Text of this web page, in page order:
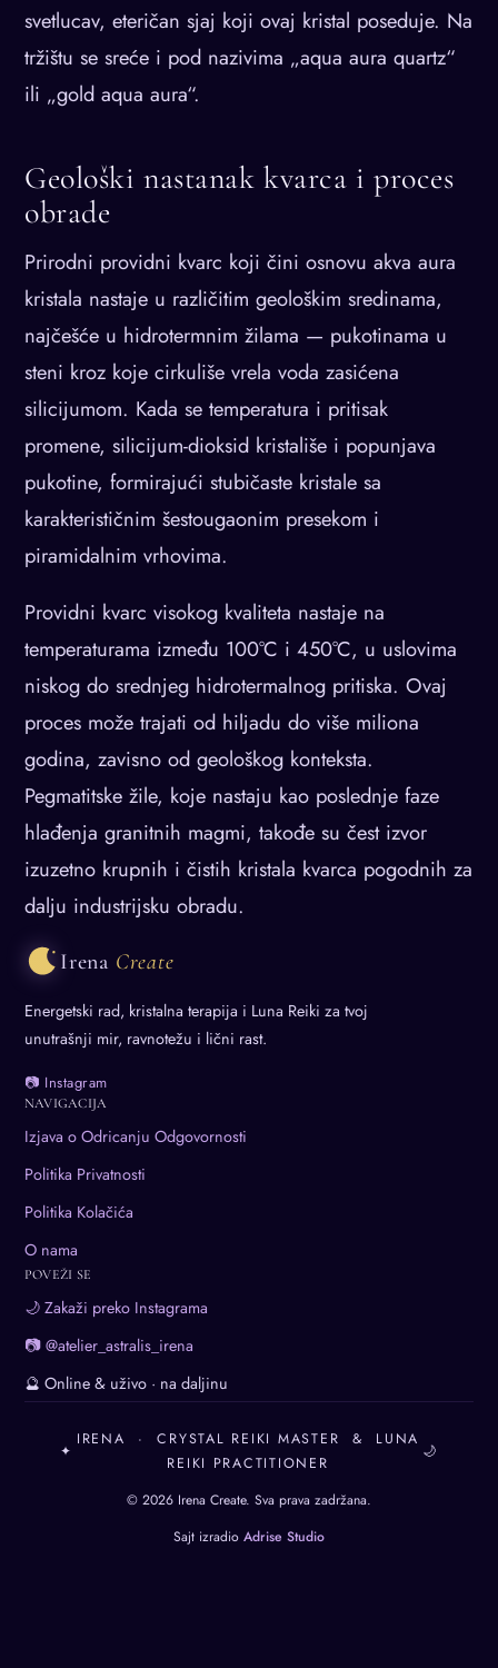
svetlucav, eteričan sjaj koji ovaj kristal poseduje. Na
tržištu se sreće i pod nazivima „aqua aura quartz“
ili „gold aqua aura“.
Geološki nastanak kvarca i proces
obrade
Prirodni providni kvarc koji čini osnovu akva aura
kristala nastaje u različitim geološkim sredinama,
najčešće u hidrotermnim žilama — pukotinama u
steni kroz koje cirkuliše vrela voda zasićena
silicijumom. Kada se temperatura i pritisak
promene, silicijum-dioksid kristališe i popunjava
pukotine, formirajući stubičaste kristale sa
karakterističnim šestougaonim presekom i
piramidalnim vrhovima.
Providni kvarc visokog kvaliteta nastaje na
temperaturama između 100°C i 450°C, u uslovima
niskog do srednjeg hidrotermalnog pritiska. Ovaj
proces može trajati od hiljadu do više miliona
godina, zavisno od geološkog konteksta.
Pegmatitske žile, koje nastaju kao poslednje faze
hlađenja granitnih magmi, takođe su čest izvor
izuzetno krupnih i čistih kristala kvarca pogodnih za
dalju industrijsku obradu.
Irena Create
Energetski rad, kristalna terapija i Luna Reiki za tvoj
unutrašnji mir, ravnotežu i lični rast.
📷 Instagram
NAVIGACIJA
Izjava o Odricanju Odgovornosti
Politika Privatnosti
Politika Kolačića
O nama
POVEŽI SE
🌙 Zakaži preko Instagrama
📷 @atelier_astralis_irena
🔮 Online & uživo · na daljinu
✦
IRENA · CRYSTAL REIKI MASTER & LUNA
REIKI PRACTITIONER
🌙
© 2026 Irena Create. Sva prava zadržana.
Sajt izradio Adrise Studio